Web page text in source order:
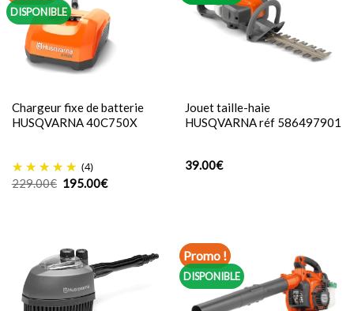
DISPONIBLE
Chargeur fixe de batterie
HUSQVARNA 40C750X
(4)
229.00€ Le
prix
195.00€Le
prix
Jouet taille-haie
HUSQVARNA réf 586497901
39.00€
Promo !
DISPONIBLE